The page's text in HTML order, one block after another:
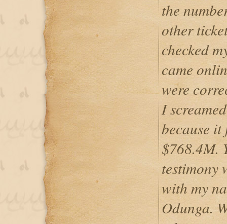
the
other
checked
came
were
I
because
$768.4M.
testimony
with my
Odunga.